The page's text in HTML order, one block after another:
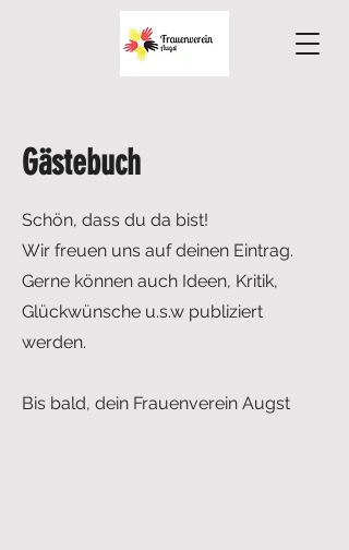
Gästebuch
Schön, dass du da bist!
Wir freuen uns auf deinen Eintrag.
Gerne können auch Ideen, Kritik,
Glückwünsche u.s.w publiziert
werden.
Bis bald, dein Frauenverein Augst